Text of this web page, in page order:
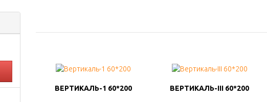
ВЕРТИКАЛЬ-1 60*200
ВЕРТИКАЛЬ-1 60*200 ВЕРТИКАЛЬ-III 60*200
ВЕРТИКАЛЬ-III 60*200